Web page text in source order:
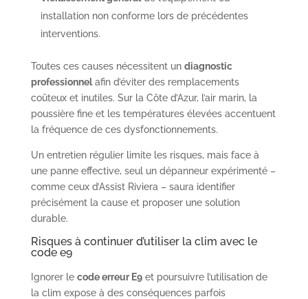
installation non conforme lors de précédentes
interventions.
Toutes ces causes nécessitent un diagnostic
professionnelafin d’éviter des remplacements
coûteux et inutiles. Sur la Côte d’Azur, l’air marin, la
poussière fine et les températures élevées accentuent
la fréquence de ces dysfonctionnements.
Un entretien régulier limite les risques, mais face à
une panne effective, seul un dépanneur expérimenté –
comme ceux d’Assist Riviera – saura identifier
précisément la cause et proposer une solution
durable.
Risques à continuer d’utiliser la clim avec le
code e9
Ignorer le code erreur E9et poursuivre l’utilisation de
la clim expose à des conséquences parfois